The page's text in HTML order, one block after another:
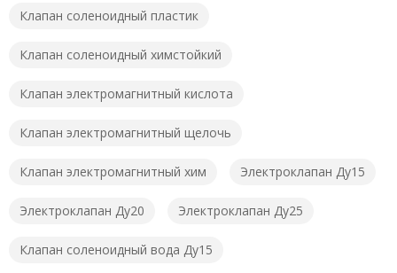
Клапан соленоидный пластик
Клапан соленоидный химстойкий
Клапан электромагнитный кислота
Клапан электромагнитный щелочь
Клапан электромагнитный хим Электроклапан Ду15
Электроклапан Ду20 Электроклапан Ду25
Клапан соленоидный вода Ду15